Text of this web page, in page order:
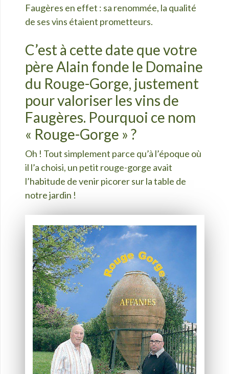
Faugères en effet : sa renommée, la qualité
de ses vins étaient prometteurs.
C’est à cette date que votre
père Alain fonde le Domaine
du Rouge-Gorge, justement
pour valoriser les vins de
Faugères. Pourquoi ce nom
« Rouge-Gorge » ?
Oh ! Tout simplement parce qu’à l’époque où
il l’a choisi, un petit rouge-gorge avait
l’habitude de venir picorer sur la table de
notre jardin !